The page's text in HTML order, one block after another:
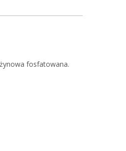
fosfatowana.